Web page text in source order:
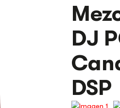
DJ
DSP
MEZCLADOR
ANÁLOGO
PRO
DJ
PC80-
CANALES
BLUETOOTH